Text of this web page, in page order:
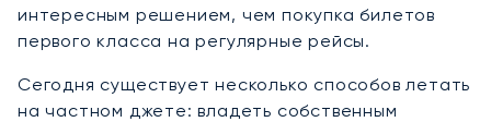
интересным решением, чем покупка билетов
первого класса на регулярные рейсы.
Сегодня существует несколько способов летать
на частном джете: владеть собственным